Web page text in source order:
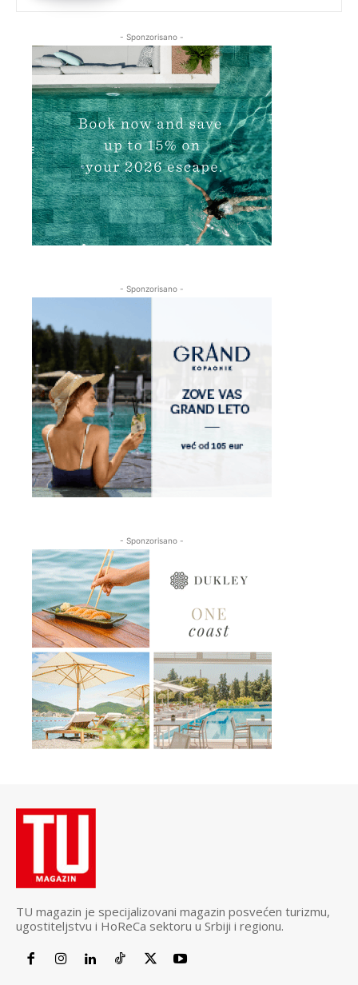
- Sponzorisano -
- Sponzorisano -
- Sponzorisano -
TU magazin je specijalizovani magazin posvećen turizmu,
ugostiteljstvu i HoReCa sektoru u Srbiji i regionu.